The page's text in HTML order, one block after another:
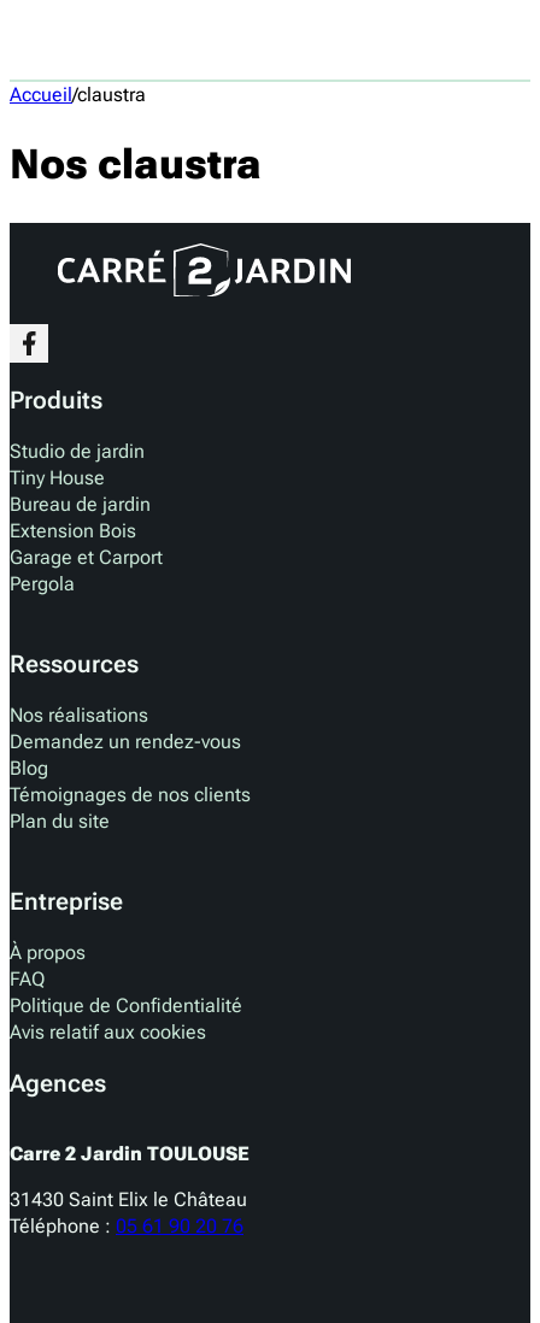
Accueil/claustra
Nos claustra
Produits
Studio de jardin
Tiny House
Bureau de jardin
Extension Bois
Garage et Carport
Pergola
Ressources
Nos réalisations
Demandez un rendez-vous
Blog
Témoignages de nos clients
Plan du site
Entreprise
À propos
FAQ
Politique de Confidentialité
Avis relatif aux cookies
Agences
Carre 2 Jardin TOULOUSE
31430 Saint Elix le Château
Téléphone : 05 61 90 20 76